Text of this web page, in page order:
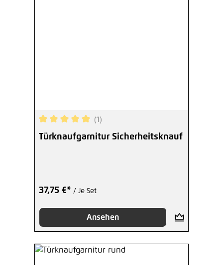
Durchschnittliche Bewertung von 5 von 5
(1)
Türknaufgarnitur Sicherheitsknauf
37,75 €* / Je Set
Ansehen